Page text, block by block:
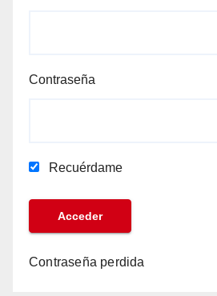
Contraseña
Recuérdame
Contraseña perdida